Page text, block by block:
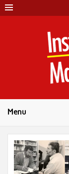
Skip
to
content
Menu